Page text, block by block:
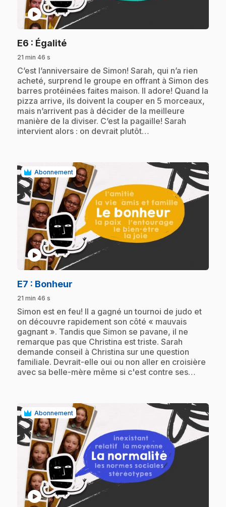
play_circle
E6 : Égalité.
21 min 46 s
.C’est l’anniversaire de Simon! Sarah, qui n’a rien
acheté, surprend le groupe en offrant à Simon des
barres protéinées faites maison. Il adore! Quand la
pizza arrive, ils doivent la couper en 5 morceaux,
mais n’arrivent pas à décider de la meilleure
manière de la diviser. C’est la pagaille! Sarah
intervient alors : on devrait plutôt…
Abonnement
play_circle
E7 : Bonheur
21 min 46 s
.Simon est en feu! Il a gagné un tournoi de judo et
on découvre rapidement son côté « mauvais
gagnant ». Tandis que Simon se pavane, il ne
remarque pas que Christina est triste. Sarah
demande conseil à Christina sur une question
familiale. Devrait-elle oui ou non aller en croisière
avec sa belle-mère même si c'est contre ses…
Abonnement
play_circle